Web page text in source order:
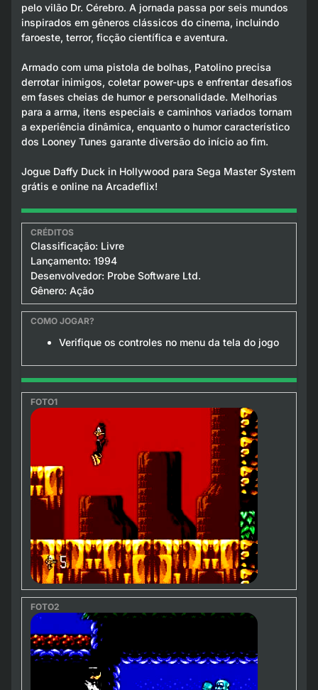
pelo vilão Dr. Cérebro. A jornada passa por seis mundos
inspirados em gêneros clássicos do cinema, incluindo
faroeste, terror, ficção científica e aventura.
Armado com uma pistola de bolhas, Patolino precisa
derrotar inimigos, coletar power-ups e enfrentar desafios
em fases cheias de humor e personalidade. Melhorias
para a arma, itens especiais e caminhos variados tornam
a experiência dinâmica, enquanto o humor característico
dos Looney Tunes garante diversão do início ao fim.
Jogue Daffy Duck in Hollywood para Sega Master System
grátis e online na Arcadeflix!
Classificação: Livre
Lançamento: 1994
Desenvolvedor: Probe Software Ltd.
Gênero: Ação
Verifique os controles no menu da tela do jogo